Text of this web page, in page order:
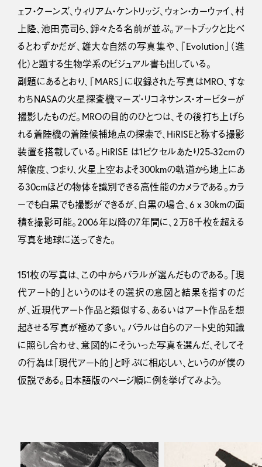
ェフ・クーンズ、ウィリアム・ケントリッジ、ウォン・カーウァイ、村
上隆、池田亮司ら、錚々たる名前が並ぶ。アートブックと比べ
るとわずかだが、雄大な自然の写真集や、『Evolution』（進
化）と題する生物学系のビジュアル書も出している。
副題にあるとおり、『MARS』に収録された写真はMRO、すな
わちNASAの火星探査機マーズ・リコネサンス・オービターが
撮影したものだ。MROの目的のひとつは、その後打ち上げら
れる着陸機の着陸候補地点の探索で、HiRISEと称する撮影
装置を搭載している。HiRISE は1ピクセルあたり25-32cmの
解像度、つまり、火星上空およそ300kmの軌道から地上にあ
る30cmほどの物体を識別できる高性能のカメラである。カラ
ーでも白黒でも撮影ができるが、白黒の場合、6 x 30kmの面
積を撮影可能。2006年以降の7年間に、2万8千枚を超える
写真を地球に送ってきた。
151枚の写真は、この中からバラルが選んだものである。「現
代アート的」というのはその選択の意図と結果を指すのだ
が、近現代アート作品と類似する、あるいはアート作品を想
起させる写真が極めて多い。バラルは自らのアート史的知識
に照らし合わせ、意図的にそういった写真を選んだ、そしてそ
の行為は「現代アート的」と呼ぶに相応しい、というのが僕の
仮説である。日本語版のページ順に例を挙げてみよう。